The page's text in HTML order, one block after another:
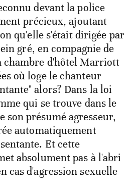
devant la police
précieux, ajoutant
qu'elle s'était dirigée par
gré, en compagnie de
chambre d'hôtel Marriott
où loge le chanteur
alors? Dans la loi
qui se trouve dans le
son présumé agresseur,
automatiquement
Et cette
absolument pas à l'abri
cas d'agression sexuelle